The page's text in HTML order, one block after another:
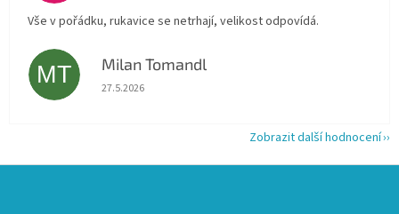
Vše v pořádku, rukavice se netrhají, velikost odpovídá.
MT Milan Tomandl
Hodnocení obchodu je 5 z 5 hvězdiček.
27.5.2026
Zobrazit další hodnocení